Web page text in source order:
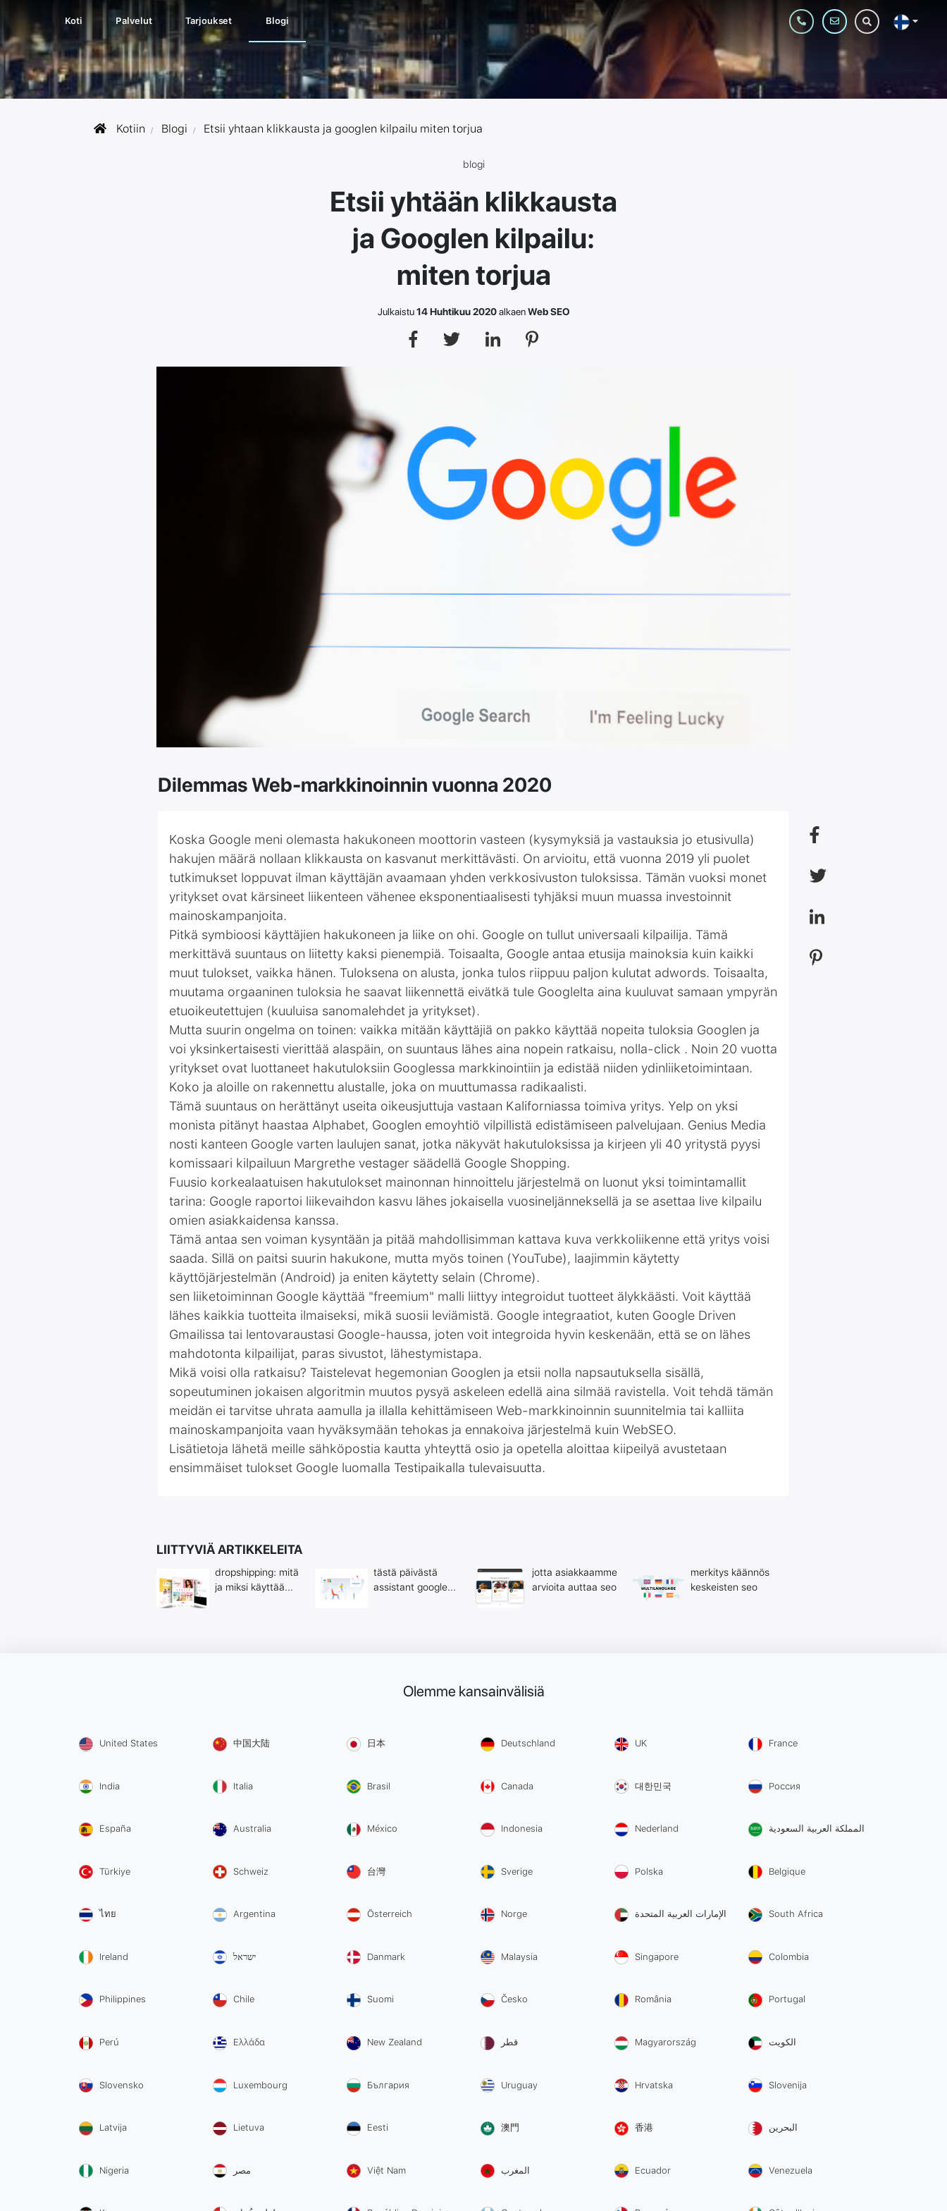
Koti Palvelut Tarjoukset Blogi
Kotiin Blogi Etsii yhtaan klikkausta ja googlen kilpailu miten torjua
blogi
Etsii yhtään klikkausta
ja Googlen kilpailu:
miten torjua
Julkaistu14 Huhtikuu 2020alkaenWeb SEO
Dilemmas Web-markkinoinnin vuonna 2020
Koska Google meni olemasta hakukoneen moottorin vasteen (kysymyksiä ja vastauksia jo etusivulla)
hakujen määrä nollaan klikkausta on kasvanut merkittävästi. On arvioitu, että vuonna 2019 yli puolet
tutkimukset loppuvat ilman käyttäjän avaamaan yhden verkkosivuston tuloksissa. Tämän vuoksi monet
yritykset ovat kärsineet liikenteen vähenee eksponentiaalisesti tyhjäksi muun muassa investoinnit
mainoskampanjoita.
Pitkä symbioosi käyttäjien hakukoneen ja liike on ohi. Google on tullut universaali kilpailija. Tämä
merkittävä suuntaus on liitetty kaksi pienempiä. Toisaalta, Google antaa etusija mainoksia kuin kaikki
muut tulokset, vaikka hänen. Tuloksena on alusta, jonka tulos riippuu paljon kulutat adwords. Toisaalta,
muutama orgaaninen tuloksia he saavat liikennettä eivätkä tule Googlelta aina kuuluvat samaan ympyrän
etuoikeutettujen (kuuluisa sanomalehdet ja yritykset).
Mutta suurin ongelma on toinen: vaikka mitään käyttäjiä on pakko käyttää nopeita tuloksia Googlen ja
voi yksinkertaisesti vierittää alaspäin, on suuntaus lähes aina nopein ratkaisu, nolla-click . Noin 20 vuotta
yritykset ovat luottaneet hakutuloksiin Googlessa markkinointiin ja edistää niiden ydinliiketoimintaan.
Koko ja aloille on rakennettu alustalle, joka on muuttumassa radikaalisti.
Tämä suuntaus on herättänyt useita oikeusjuttuja vastaan ​​Kaliforniassa toimiva yritys. Yelp on yksi
monista pitänyt haastaa Alphabet, Googlen emoyhtiö vilpillistä edistämiseen palvelujaan. Genius Media
nosti kanteen Google varten laulujen sanat, jotka näkyvät hakutuloksissa ja kirjeen yli 40 yritystä pyysi
komissaari kilpailuun Margrethe vestager säädellä Google Shopping.
Fuusio korkealaatuisen hakutulokset mainonnan hinnoittelu järjestelmä on luonut yksi toimintamallit
tarina: Google raportoi liikevaihdon kasvu lähes jokaisella vuosineljänneksellä ja se asettaa live kilpailu
omien asiakkaidensa kanssa.
Tämä antaa sen voiman kysyntään ja pitää mahdollisimman kattava kuva verkkoliikenne että yritys voisi
saada. Sillä on paitsi suurin hakukone, mutta myös toinen (YouTube), laajimmin käytetty
käyttöjärjestelmän (Android) ja eniten käytetty selain (Chrome).
sen liiketoiminnan Google käyttää "freemium" malli liittyy integroidut tuotteet älykkäästi. Voit käyttää
lähes kaikkia tuotteita ilmaiseksi, mikä suosii leviämistä. Google integraatiot, kuten Google Driven
Gmailissa tai lentovaraustasi Google-haussa, joten voit integroida hyvin keskenään, että se on lähes
mahdotonta kilpailijat, paras sivustot, lähestymistapa.
Mikä voisi olla ratkaisu? Taistelevat hegemonian Googlen ja etsii nolla napsautuksella sisällä,
sopeutuminen jokaisen algoritmin muutos pysyä askeleen edellä aina silmää ravistella. Voit tehdä tämän
meidän ei tarvitse uhrata aamulla ja illalla kehittämiseen Web-markkinoinnin suunnitelmia tai kalliita
mainoskampanjoita vaan hyväksymään tehokas ja ennakoiva järjestelmä kuin WebSEO.
Lisätietoja lähetä meille sähköpostia kautta yhteyttä osio ja opetella aloittaa kiipeilyä avustetaan
ensimmäiset tulokset Google luomalla Testipaikalla tulevaisuutta.
LIITTYVIÄ ARTIKKELEITA
dropshipping: mitä
ja miksi käyttää...
tästä päivästä
assistant google...
jotta asiakkaamme
arvioita auttaa seo
merkitys käännös
keskeisten seo
Olemme kansainvälisiä
United States 中国大陆 日本 Deutschland UK France
India Italia Brasil Canada 대한민국 Россия
España Australia México Indonesia Nederland المملكة العربية السعودية
Türkiye Schweiz 台灣 Sverige Polska Belgique
ไทย Argentina Österreich Norge الإمارات العربية المتحدة South Africa
Ireland ישראל Danmark Malaysia Singapore Colombia
Philippines Chile Suomi Česko România Portugal
Perú Ελλάδα New Zealand قطر Magyarország الكويت
Slovensko Luxembourg България Uruguay Hrvatska Slovenija
Latvija Lietuva Eesti 澳門 香港 البحرين
Nigeria مصر Việt Nam المغرب Ecuador Venezuela